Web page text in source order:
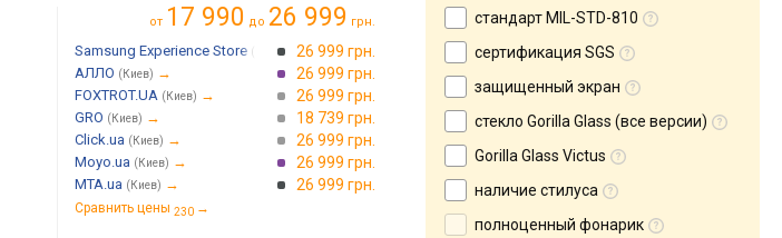
от 17 990 до 26 999 грн.
Samsung Experience Store (Киев) →
26 999 грн.
АЛЛО (Киев) → 26 999 грн.
FOXTROT.UA (Киев) → 26 999 грн.
GRO (Киев) → 18 739 грн.
Click.ua (Киев) → 26 999 грн.
Moyo.ua (Киев) → 26 999 грн.
MTA.ua (Киев) → 26 999 грн.
Сравнить цены 230 →
стандарт MIL-STD-810
сертификация SGS
защищенный экран
стекло Gorilla Glass (все версии)
Gorilla Glass Victus
наличие стилуса
полноценный фонарик